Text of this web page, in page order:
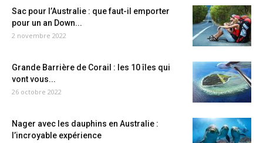
Sac pour l’Australie : que faut-il emporter
pour un an Down...
2 novembre 2022
Grande Barrière de Corail : les 10 îles qui
vont vous...
26 octobre 2022
Nager avec les dauphins en Australie :
l’incroyable expérience